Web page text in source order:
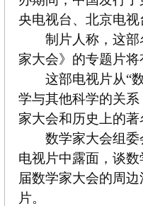
央电视台、北京电视
制片人称，这部
家大会》的专题片
这部电视片从“数
学与其他科学的关
家大会和历史上的著
数学家大会组委
电视片中露面，谈
届数学家大会的周
片。